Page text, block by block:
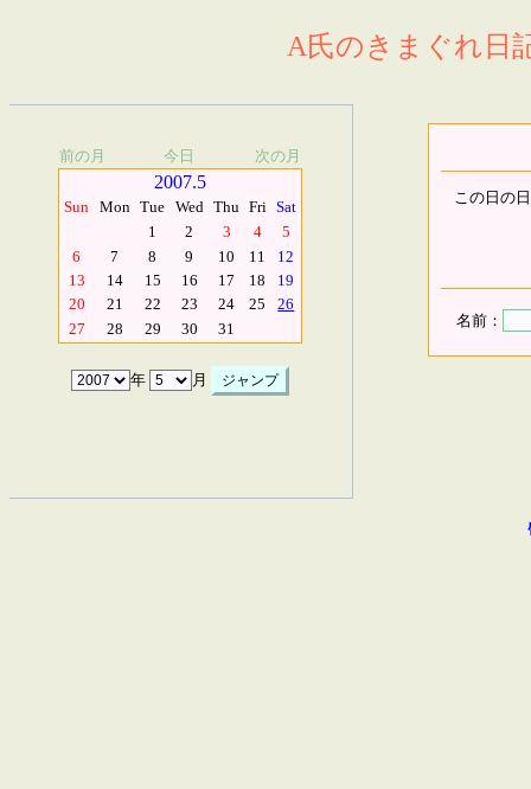
A氏のきまぐれ日
前の月 今日 次の月
2007.5
Sun Mon Tue Wed Thu Fri Sat
1
2 3 4
5
6
7 8 9 10 11
12
13
14 15 16 17 18
19
20
21 22 23 24 25
26
27
28 29 30 31
年 月
この日の
名前：